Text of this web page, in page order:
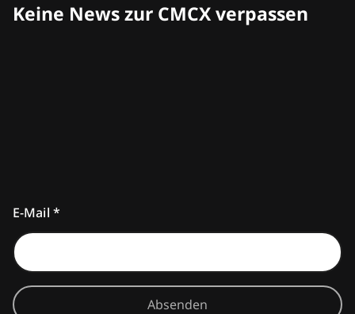
Keine News zur CMCX verpassen
E-Mail *
Absenden